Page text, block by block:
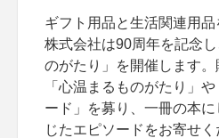
ギフト用品と生活関連用
株式会社は90周年を記念
のがたり」を開催します
「心温まるものがたり」
ード」を募り、一冊の本
じたエピソードをお寄せく